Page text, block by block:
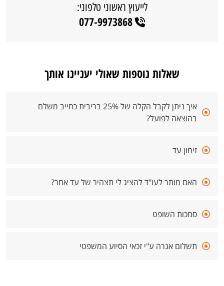
לייעוץ ראשוני טלפוני:
077-9973868
שאלות נוספות שאולי יעניינו אותך
איך ניתן לקבל הקלה של 25% בריבית כחייב משלם
בהוצאה לפועל?
זימון עד
האם מותר לעו"ד להציג לי תצהיר של עד אחר?
סמכות השופט
תשלום אגרה ע"י זכאי הסיוע המשפטי